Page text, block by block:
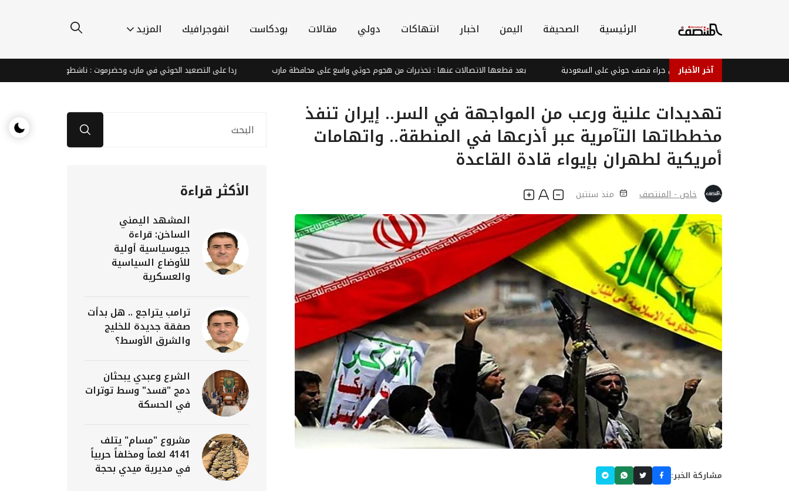
الرئيسية الصحيفة اليمن اخبار انتهاكات دولي مقالات بودكاست انفوجرافيك المزيد
آخر الأخبار
إصابات في نجران جراء قصف حوثي على السعودية بعد قطعها الاتصالات عنها : تحذيرات من هجوم حوثي واسع على محافظة مارب ردا على التصعيد الحوثي في مارب وحضرموت : ناشطون يطالبون الشرعية والتحالف
تهديدات علنية ورعب من المواجهة في السر.. إيران تنفذ
مخططاتها التآمرية عبر أذرعها في المنطقة.. واتهامات
أمريكية لطهران بإيواء قادة القاعدة
خاص - المنتصف منذ سنتين
مشاركة الخبر:
الأكثر قراءة
المشهد اليمني
الساخن: قراءة
جيوسياسية أولية
للأوضاع السياسية
والعسكرية
ترامب يتراجع .. هل بدأت
صفقة جديدة للخليج
والشرق الأوسط؟
الشرع وعبدي يبحثان
دمج "قسد" وسط توترات
في الحسكة
مشروع "مسام" يتلف
4141 لغماً ومخلفاً حربياً
في مديرية ميدي بحجة